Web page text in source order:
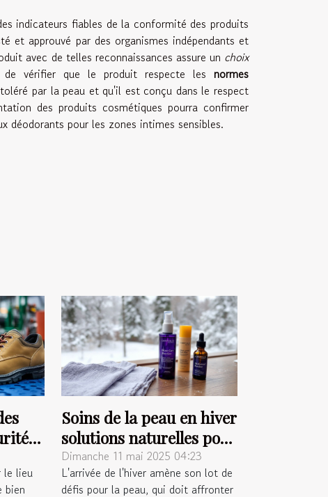
indicateurs fiables de la conformité des produits
et approuvé par des organismes indépendants et
avec de telles reconnaissances assure un choix
vérifier que le produit respecte les normes
par la peau et qu'il est conçu dans le respect
des produits cosmétiques pourra confirmer
déodorants pour les zones intimes sensibles.
le lieu
bien
Soins de la peau en hiver
solutions naturelles pour
une peau saine et
hydratée
Dimanche 11 mai 2025 04:23
L'arrivée de l'hiver amène son lot de
défis pour la peau, qui doit affronter